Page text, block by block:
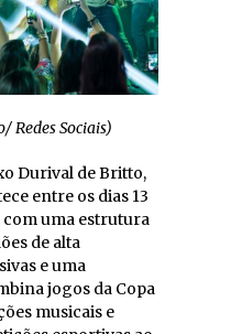
Redes Sociais)
Durival de Britto,
entre os dias 13
com uma estrutura
de alta
e uma
jogos da Copa
musicais e